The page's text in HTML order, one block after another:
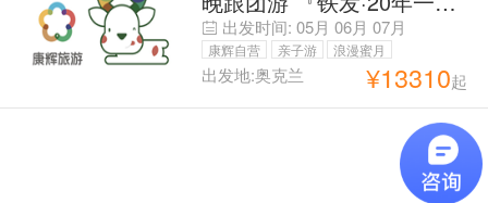
地接·』蓝眼小企鹅※皇后镇
连住2晚※住星空小镇&冰湖
镇蒂阿娜|可冰川直升机|北
岛全景游览霍比特村|萤火
虫洞|天然地热公园|爱歌顿
出发时间: 05月 06月 07月
康辉自营 亲子游
浪漫蜜月
父母安心游
出发地:奥克兰 ¥13310起